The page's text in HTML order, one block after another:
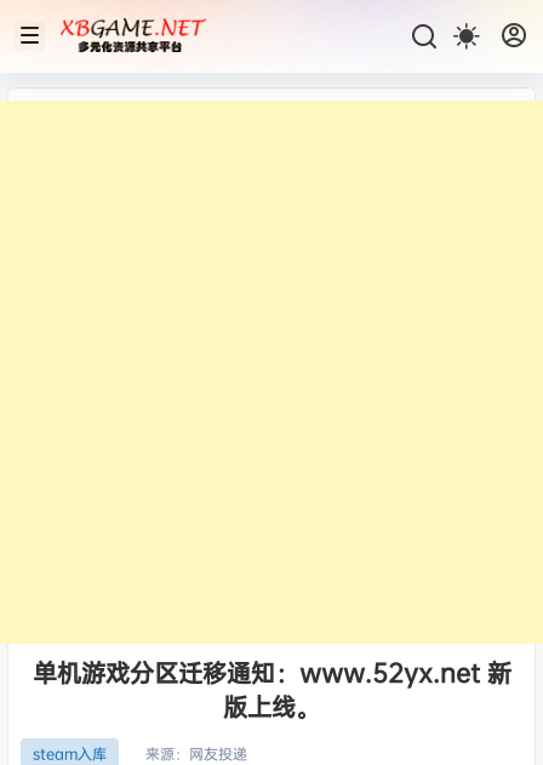
单机游戏分区迁移通知：www.52yx.net 新
版上线。
steam入库 来源： 网友投递